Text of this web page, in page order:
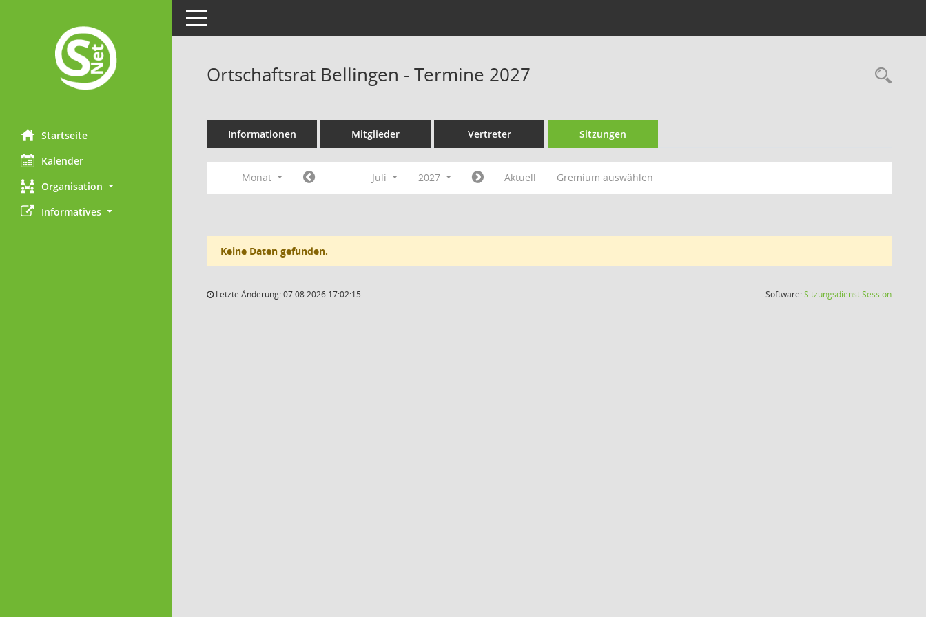
Startseite
Kalender
Organisation
Informatives
Toggle navigation
Ortschaftsrat Bellingen - Termine 2027
Informationen Mitglieder Vertreter Sitzungen
Monat Juli 2027 Aktuell Gremium auswählen
Keine Daten gefunden.
Letzte Änderung: 07.08.2026 17:02:15 Software:SitzungsdienstSession(Wird in